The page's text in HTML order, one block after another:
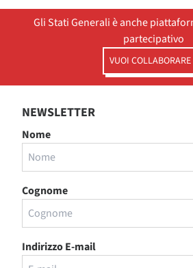
Gli Stati Generali è anche
partecipativo
VUOI COLLABORARE
NEWSLETTER
Nome
Cognome
Indirizzo E-mail